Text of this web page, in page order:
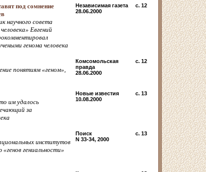
под сомнение
научного совета
Евгений
генома человека
Независимая газета
28.06.2000
c. 12
понятиям «геном»,
Комсомольская
правда
28.06.2000
c. 12
им удалось
за
Новые известия
10.08.2000
c. 13
институтов
гениальности»
Поиск
N 33-34, 2000
c. 13